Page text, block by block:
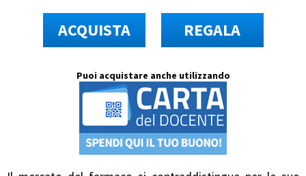
ACQUISTA REGALA
Puoi acquistare anche utilizzando